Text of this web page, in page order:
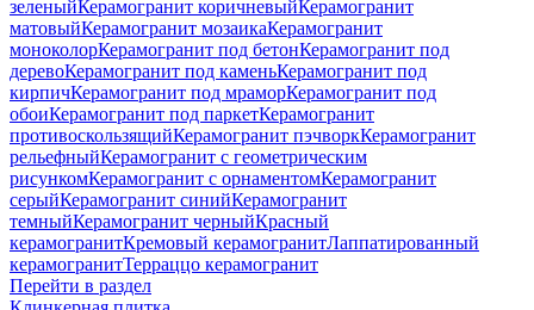
зеленыйКерамогранит коричневыйКерамогранит
матовыйКерамогранит мозаикаКерамогранит
моноколорКерамогранит под бетонКерамогранит под
деревоКерамогранит под каменьКерамогранит под
кирпичКерамогранит под мраморКерамогранит под
обоиКерамогранит под паркетКерамогранит
противоскользящийКерамогранит пэчворкКерамогранит
рельефныйКерамогранит с геометрическим
рисункомКерамогранит с орнаментомКерамогранит
серыйКерамогранит синийКерамогранит
темныйКерамогранит черныйКрасный
керамогранитКремовый керамогранитЛаппатированный
керамогранитТерраццо керамогранит
Перейти в раздел